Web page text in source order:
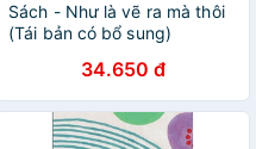
Sách - Như là vẽ ra mà thôi
(Tái bản có bổ sung)
34.650 đ